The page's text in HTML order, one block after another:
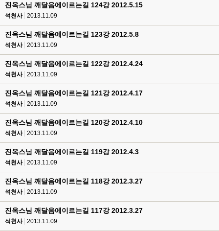
진옥스님 깨달음에이르는길 124강 2012.5.15
석천사 2013.11.09
진옥스님 깨달음에이르는길 123강 2012.5.8
석천사 2013.11.09
진옥스님 깨달음에이르는길 122강 2012.4.24
석천사 2013.11.09
진옥스님 깨달음에이르는길 121강 2012.4.17
석천사 2013.11.09
진옥스님 깨달음에이르는길 120강 2012.4.10
석천사 2013.11.09
진옥스님 깨달음에이르는길 119강 2012.4.3
석천사 2013.11.09
진옥스님 깨달음에이르는길 118강 2012.3.27
석천사 2013.11.09
진옥스님 깨달음에이르는길 117강 2012.3.27
석천사 2013.11.09